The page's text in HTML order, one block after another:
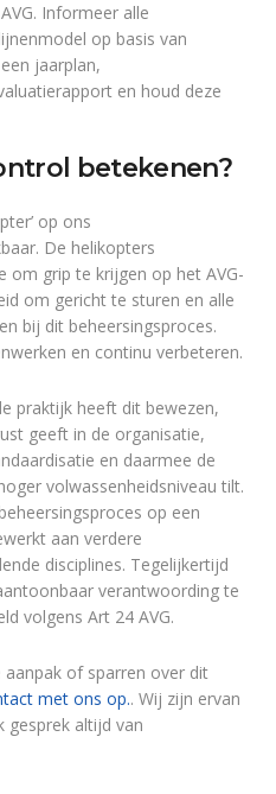
Informeer alle
op basis van
jaarplan,
en houd deze
betekenen?
op ons
De helikopters
om grip te krijgen op het AVG-
om gericht te sturen en alle
bij dit beheersingsproces.
en continu verbeteren.
praktijk heeft dit bewezen,
geeft in de organisatie,
en daarmee de
volwassenheidsniveau tilt.
op een
aan verdere
disciplines. Tegelijkertijd
verantwoording te
volgens Art 24 AVG.
of sparren over dit
met ons op.. Wij zijn ervan
gesprek altijd van